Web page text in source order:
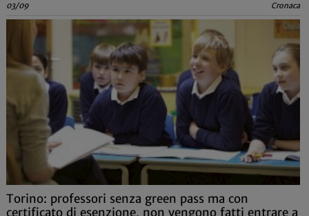
03/09 Cronaca
Torino: professori senza green pass ma con
certificato di esenzione, non vengono fatti entrare a